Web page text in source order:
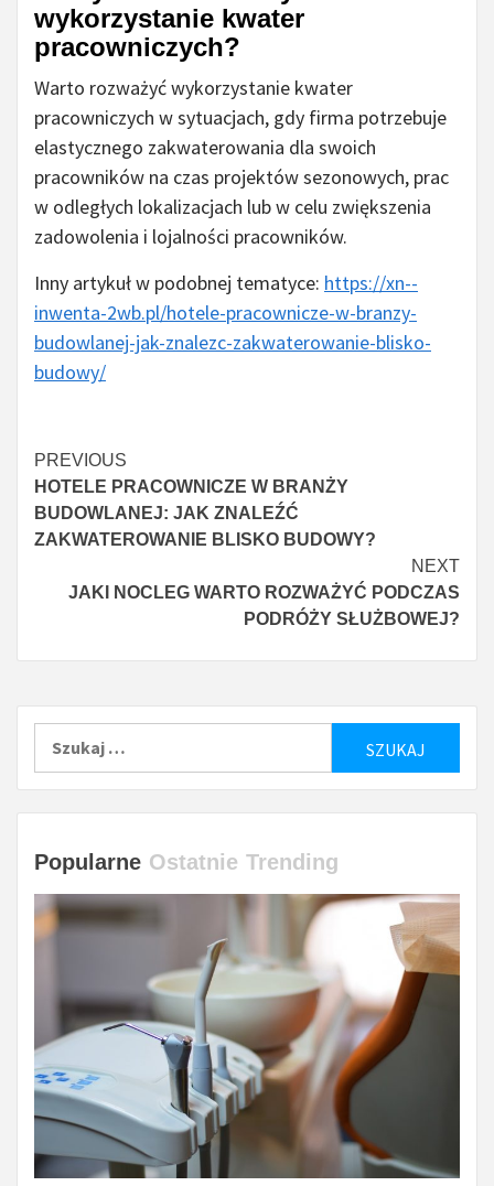
wykorzystanie kwater
pracowniczych?
Warto rozważyć wykorzystanie kwater
pracowniczych w sytuacjach, gdy firma potrzebuje
elastycznego zakwaterowania dla swoich
pracowników na czas projektów sezonowych, prac
w odległych lokalizacjach lub w celu zwiększenia
zadowolenia i lojalności pracowników.
Inny artykuł w podobnej tematyce: https://xn--
inwenta-2wb.pl/hotele-pracownicze-w-branzy-
budowlanej-jak-znalezc-zakwaterowanie-blisko-
budowy/
Czytaj
więcej
PREVIOUS
HOTELE PRACOWNICZE W BRANŻY
BUDOWLANEJ: JAK ZNALEŹĆ
ZAKWATEROWANIE BLISKO BUDOWY?
NEXT
JAKI NOCLEG WARTO ROZWAŻYĆ PODCZAS
PODRÓŻY SŁUŻBOWEJ?
Popularne Ostatnie Trending